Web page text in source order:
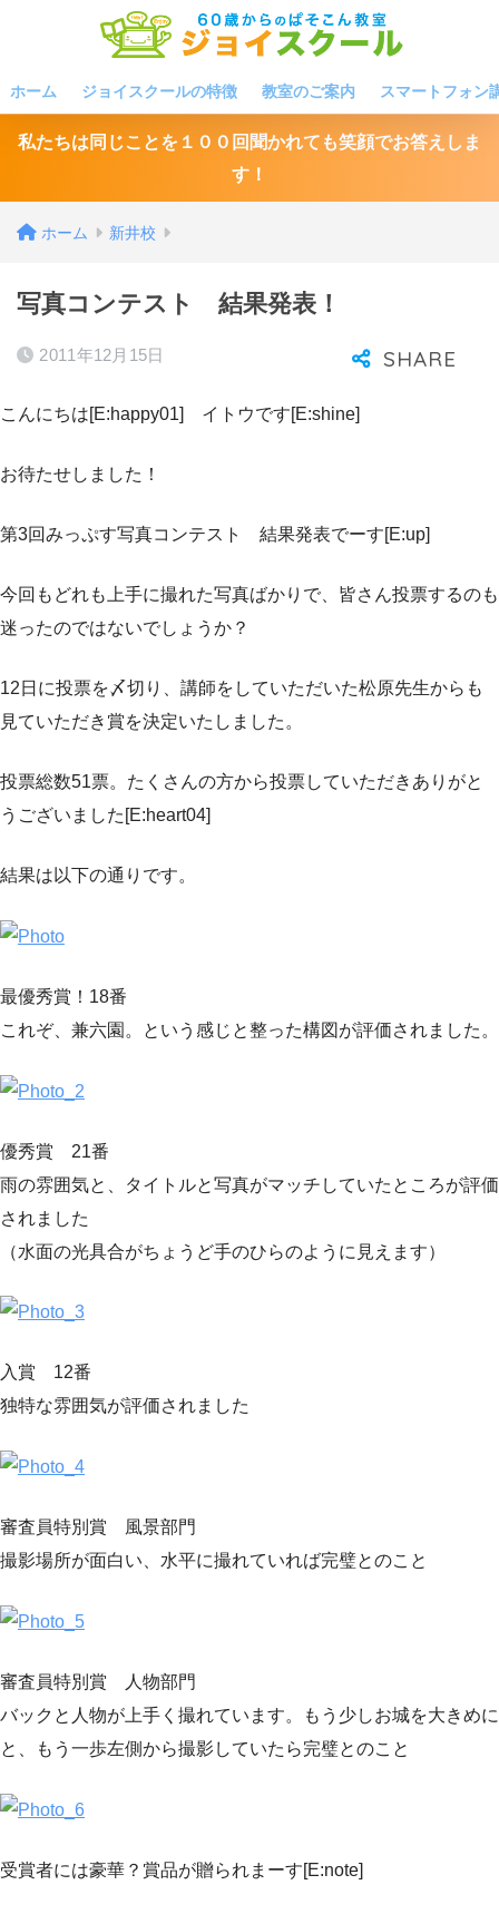
ホーム ジョイスクールの特徴 教室のご案内 スマートフォン
私たちは同じことを１００回聞かれても笑顔でお答えしま
す！
ホーム 新井校
写真コンテスト 結果発表！
2011年12月15日
こんにちは[E:happy01] イトウです[E:shine]
お待たせしました！
第3回みっぷす写真コンテスト 結果発表でーす[E:up]
今回もどれも上手に撮れた写真ばかりで、皆さん投票するのも
迷ったのではないでしょうか？
12日に投票を〆切り、講師をしていただいた松原先生からも
見ていただき賞を決定いたしました。
投票総数51票。たくさんの方から投票していただきありがと
うございました[E:heart04]
結果は以下の通りです。
最優秀賞！18番
これぞ、兼六園。という感じと整った構図が評価されました。
優秀賞 21番
雨の雰囲気と、タイトルと写真がマッチしていたところが評価
されました
（水面の光具合がちょうど手のひらのように見えます）
入賞 12番
独特な雰囲気が評価されました
審査員特別賞 風景部門
撮影場所が面白い、水平に撮れていれば完璧とのこと
審査員特別賞 人物部門
バックと人物が上手く撮れています。もう少しお城を大きめに
と、もう一歩左側から撮影していたら完璧とのこと
受賞者には豪華？賞品が贈られまーす[E:note]